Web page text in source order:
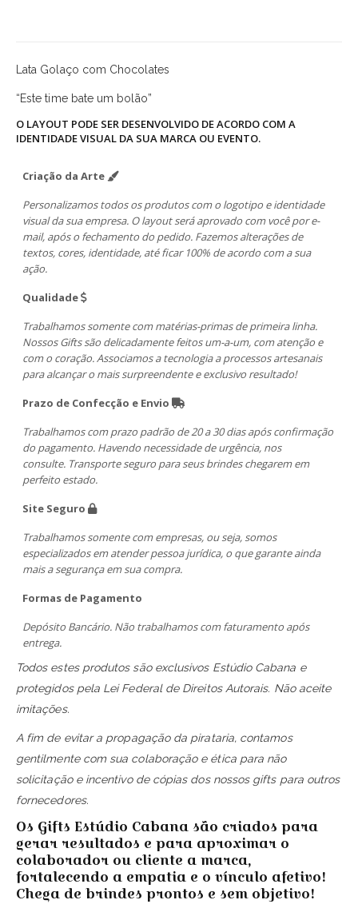
Lata Golaço com Chocolates
“Este time bate um bolão”
O LAYOUT PODE SER DESENVOLVIDO DE ACORDO COM A
IDENTIDADE VISUAL DA SUA MARCA OU EVENTO.
Criação da Arte
Personalizamos todos os produtos com o logotipo e identidade
visual da sua empresa. O layout será aprovado com você por e-
mail, após o fechamento do pedido. Fazemos alterações de
textos, cores, identidade, até ficar 100% de acordo com a sua
ação.
Qualidade
Trabalhamos somente com matérias-primas de primeira linha.
Nossos Gifts são delicadamente feitos um-a-um, com atenção e
com o coração. Associamos a tecnologia a processos artesanais
para alcançar o mais surpreendente e exclusivo resultado!
Prazo de Confecção e Envio
Trabalhamos com prazo padrão de 20 a 30 dias após confirmação
do pagamento. Havendo necessidade de urgência, nos
consulte. Transporte seguro para seus brindes chegarem em
perfeito estado.
Site Seguro
Trabalhamos somente com empresas, ou seja, somos
especializados em atender pessoa jurídica, o que garante ainda
mais a segurança em sua compra.
Formas de Pagamento
Depósito Bancário. Não trabalhamos com faturamento após
entrega.
Todos estes produtos são exclusivos Estúdio Cabana e
protegidos pela Lei Federal de Direitos Autorais. Não aceite
imitações.
A fim de evitar a propagação da pirataria, contamos
gentilmente com sua colaboração e ética para não
solicitação e incentivo de cópias dos nossos gifts para outros
fornecedores.
Os Gifts Estúdio Cabana são criados para
gerar resultados e para aproximar o
colaborador ou cliente a marca,
fortalecendo a empatia e o vínculo afetivo!
Chega de brindes prontos e sem objetivo!